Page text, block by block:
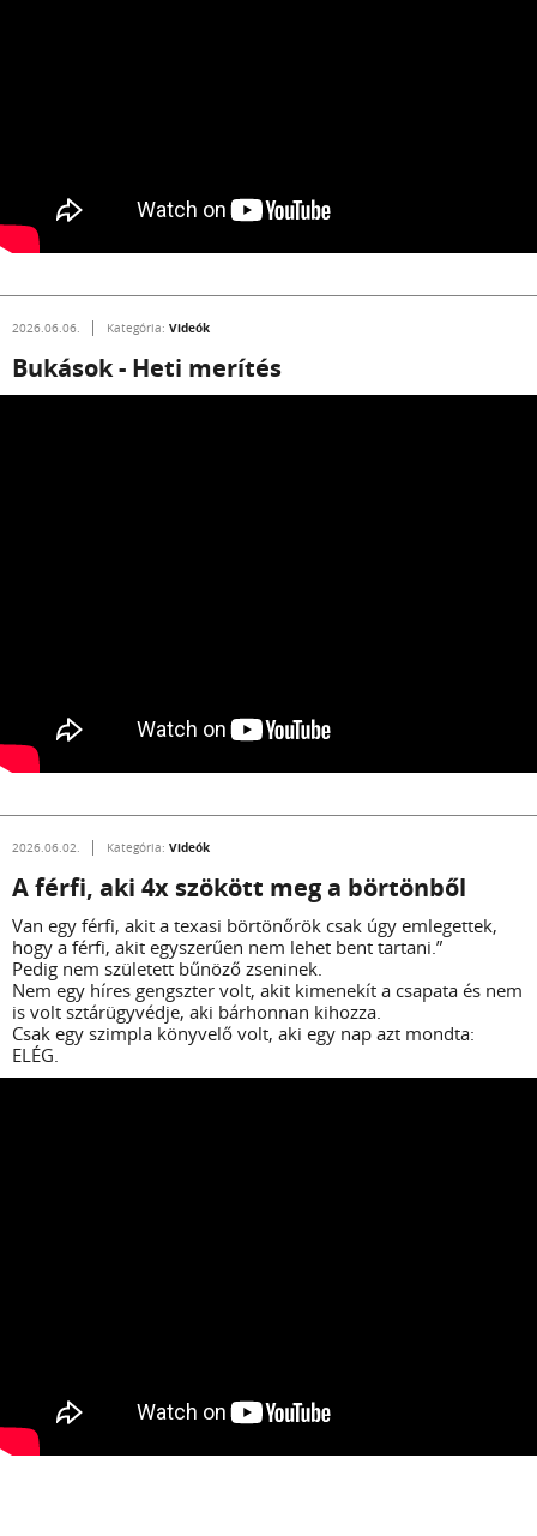
2026.06.06. Kategória: Videók
Bukások - Heti merítés
2026.06.02. Kategória: Videók
A férfi, aki 4x szökött meg a börtönből
Van egy férfi, akit a texasi börtönőrök csak úgy emlegettek,
hogy a férfi, akit egyszerűen nem lehet bent tartani.”
Pedig nem született bűnöző zseninek.
Nem egy híres gengszter volt, akit kimenekít a csapata és nem
is volt sztárügyvédje, aki bárhonnan kihozza.
Csak egy szimpla könyvelő volt, aki egy nap azt mondta:
ELÉG.